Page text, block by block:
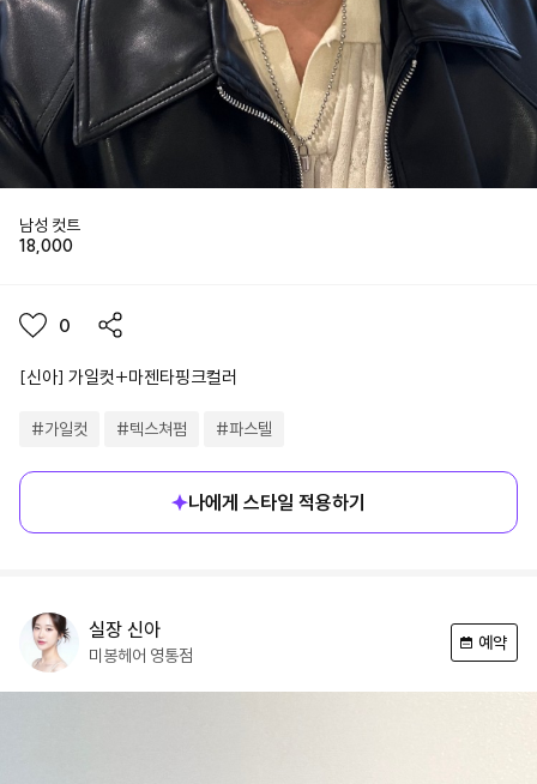
남성 컷트
18,000
0
[신아] 가일컷+마젠타핑크컬러
#가일컷 #텍스쳐펌 #파스텔
나에게 스타일 적용하기
실장 신아
미봉헤어 영통점
예약